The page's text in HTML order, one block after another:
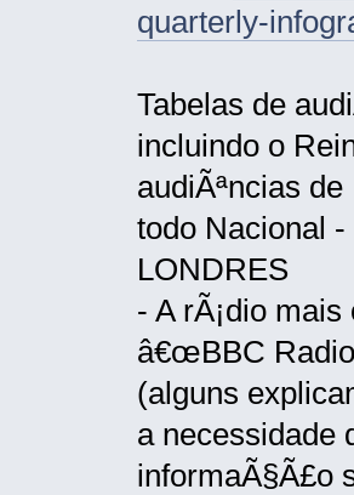
quarterly-
Tabelas de
incluindo o
audiÃªncias
todo Nacional
LONDRES
- A rÃ¡dio
â€œBBC Radio
(alguns
a necessidade
informaÃ§Ã£o